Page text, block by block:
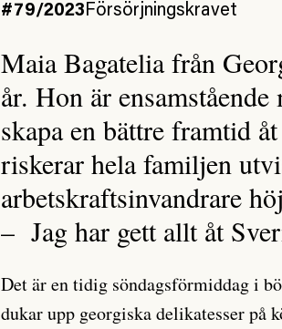
#79/2023Försörjningskravet
Maia Bagatelia från
år. Hon är
skapa en bättre framtid
riskerar hela familjen
arbetskraftsinvandrare
– Jag har gett allt åt
Det är en tidig söndagsförmiddag i
dukar upp georgiska delikatesser på